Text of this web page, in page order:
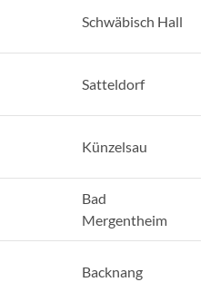
Schwäbisch Hall
Satteldorf
Künzelsau
Bad
Mergentheim
Backnang